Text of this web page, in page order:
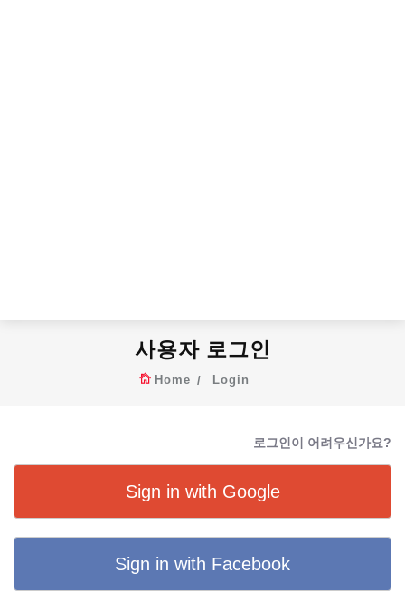
사용자 로그인
Home Login
로그인이 어려우신가요?
Sign in with Google
Sign in with Facebook